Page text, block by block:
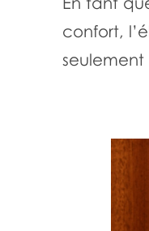
confort,